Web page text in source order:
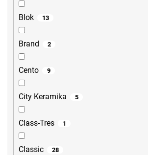
Blok 13
Brand 2
Cento 9
City Keramika 5
Class-Tres 1
Classic 28